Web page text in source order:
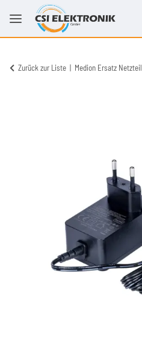
Zurück zur Liste Medion Ersatz Netzteil